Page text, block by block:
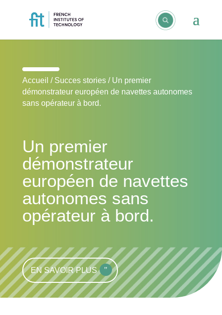
Accueil / Succes stories/ Un premier
démonstrateur européen de navettes autonomes
sans opérateur à bord.
Un premier
démonstrateur
européen de navettes
autonomes sans
opérateur à bord.
EN SAVOIR PLUS